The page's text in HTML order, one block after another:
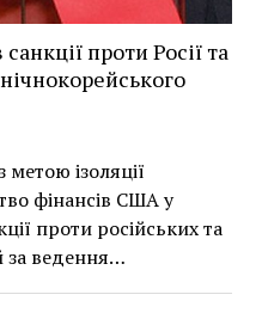
проти Росії та
ізоляції
фінансів США у
проти російських та
за ведення…